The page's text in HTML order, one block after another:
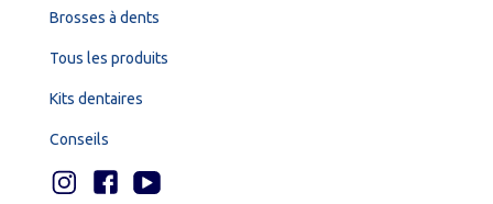
Brosses à dents
Tous les produits
Kits dentaires
Conseils